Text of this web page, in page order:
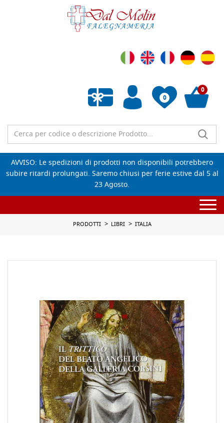
0
Wishlist vuota
0
AVVISO: Le spedizioni di prodotti non disponibili potrebbero
subire ritardi prolungati. Saremo chiusi per ferie estive dal 5 al
23 Agosto.
PRODOTTI LIBRI ITALIA